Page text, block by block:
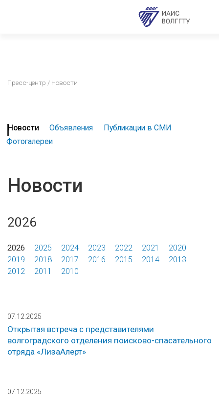
Пресс-центр / Новости
Новости Объявления
Публикации в СМИ
Фотогалереи
Новости
2026
2026 2025 2024 2023 2022 2021
2020
2019
2018 2017 2016 2015 2014
2013
2012
2011 2010
07.12.2025
Открытая встреча с представителями
волгоградского отделения поисково-спасательного
отряда «ЛизаАлерт»
07.12.2025